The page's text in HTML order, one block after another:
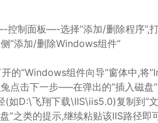
控制面板—-选择”添加/删除程序”,
”添加/删除Windows组件”
的”Windows组件向导”窗体中,将
点击下一步—–在弹出的”插入磁
(如D:\飞翔下载\IIS\iis5.0)复制到”
”之类的提示,继续粘贴该IIS路径即